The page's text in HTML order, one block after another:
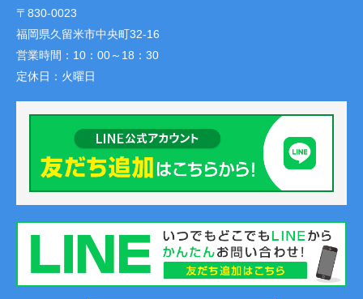
〒830-0023
福岡県久留米市中央町32-16
営業時間： 10：00～18：30
定休日： 火曜日